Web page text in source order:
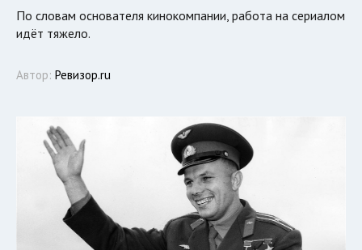
По словам основателя кинокомпании, работа на сериалом
идёт тяжело.
Автор: Ревизор.ru